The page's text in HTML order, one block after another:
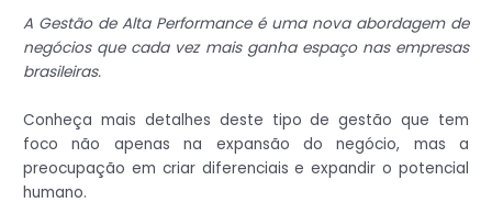
A Gestão de Alta Performance é uma nova abordagem de
negócios que cada vez mais ganha espaço nas empresas
brasileiras.
Conheça mais detalhes deste tipo de gestão que tem
foco não apenas na expansão do negócio, mas a
preocupação em criar diferenciais e expandir o potencial
humano.